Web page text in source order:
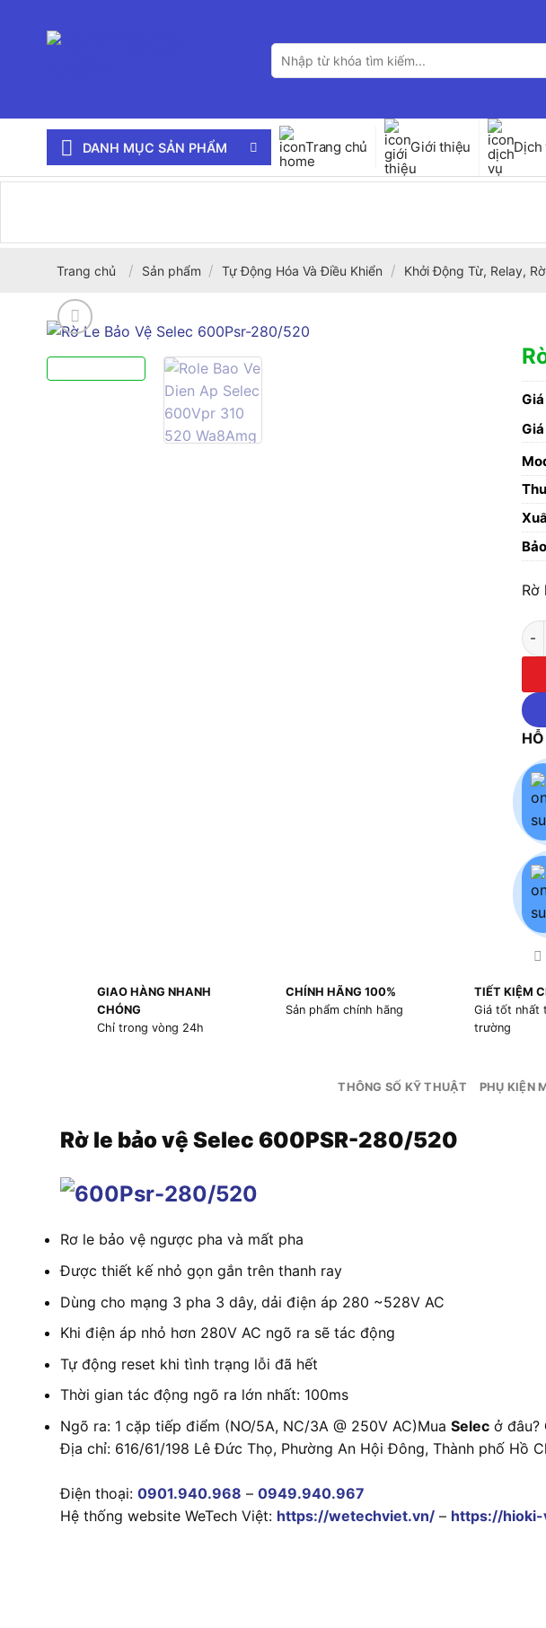
Tìm
kiếm:
DANH MỤC SẢN PHẨM Trang chủ Giới thiệu Dịch
Trang chủ / Sản phẩm / Tự Động Hóa Và Điều Khiển / Khởi Động Từ, Relay,
Rờ
Rờ
GIAO HÀNG NHANH
CHÓNG
Chỉ trong vòng 24h
CHÍNH HÃNG 100%
Sản phẩm chính hãng
TIẾT KIỆM
Giá tốt nhất
trường
THÔNG SỐ KỸ THUẬT PHỤ KIỆN
Rờ le bảo vệ Selec 600PSR-280/520
Rơ le bảo vệ ngược pha và mất pha
Được thiết kế nhỏ gọn gắn trên thanh ray
Dùng cho mạng 3 pha 3 dây, dải điện áp 280 ~528V AC
Khi điện áp nhỏ hơn 280V AC ngõ ra sẽ tác động
Tự động reset khi tình trạng lỗi đã hết
Thời gian tác động ngõ ra lớn nhất: 100ms
Ngõ ra: 1 cặp tiếp điểm (NO/5A, NC/3A @ 250V AC)Mua Selec ở đâu?
Địa chỉ: 616/61/198 Lê Đức Thọ, Phường An Hội Đông, Thành phố Hồ
Điện thoại: 0901.940.968 – 0949.940.967
Hệ thống website WeTech Việt: https://wetechviet.vn/ – https://